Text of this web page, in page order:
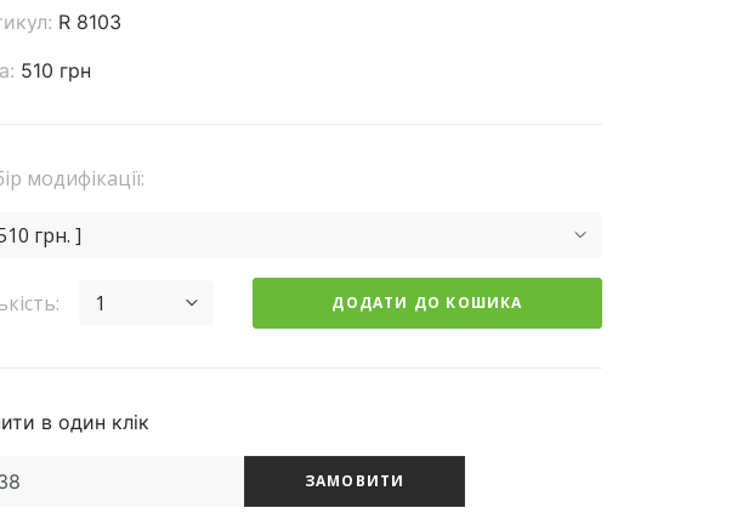
R 8103
510 грн
модифікації:
грн. ]
1 ДОДАТИ ДО КОШИКА
в один клік
ЗАМОВИТИ